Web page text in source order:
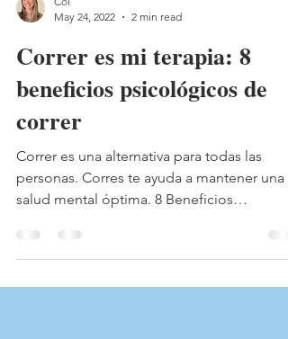
Col
May 24, 2022
2 min read
Correr es mi terapia: 8
beneficios psicológicos de
correr
personas. Corres te ayuda a mantener una
salud mental óptima. 8 Beneficios
psicológicos de correr.